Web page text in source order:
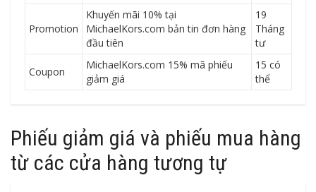
Promotion
Khuyến mãi 10% tại
MichaelKors.com bản tin đơn hàng
đầu tiên
19
Tháng
tư
Coupon
MichaelKors.com 15% mã phiếu
giảm giá
15 có
thể
Phiếu giảm giá và phiếu mua hàng
từ các cửa hàng tương tự